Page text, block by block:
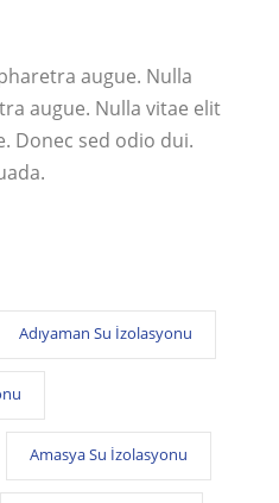
augue. Nulla
augue. Nulla vitae elit
Donec sed odio dui.
Adıyaman Su İzolasyonu
Amasya Su İzolasyonu